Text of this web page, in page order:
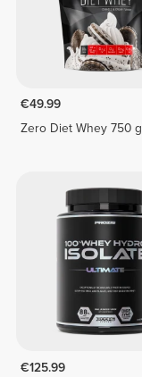
€49.99
Zero Diet Whey 750 g
€125.99